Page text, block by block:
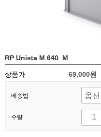
RP Unista M 640_M
상품가 69,000원
배송법
수량